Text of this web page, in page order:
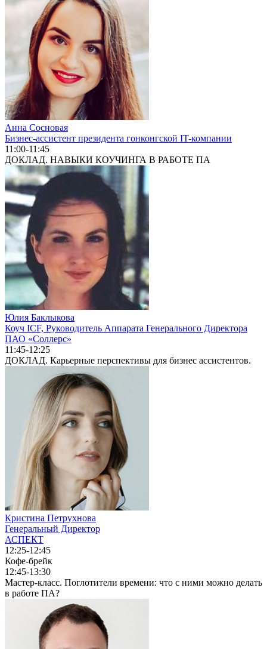
Анна Сосновая
Бизнес-ассистент президента гонконгской IT-компании
11:00-11:45
ДОКЛАД. НАВЫКИ КОУЧИНГА В РАБОТЕ ПА
Юлия Баклыкова
Коуч ICF, Руководитель Аппарата Генерального Директора
ПАО «Соллерс»
11:45-12:25
ДОКЛАД. Карьерные перспективы для бизнес ассистентов.
Кристина Петрухнова
Генеральный Директор
АСПЕКТ
12:25-12:45
Кофе-брейк
12:45-13:30
Мастер-класс. Поглотители времени: что с ними можно делать
в работе ПА?